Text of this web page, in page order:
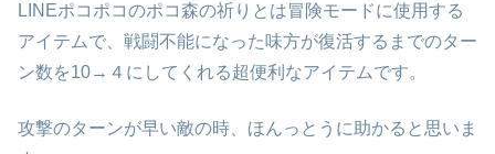
LINEポコポコのポコ森の祈りとは冒険モードに使用する
アイテムで、戦闘不能になった味方が復活するまでのター
ン数を10→４にしてくれる超便利なアイテムです。
攻撃のターンが早い敵の時、ほんっとうに助かると思いま